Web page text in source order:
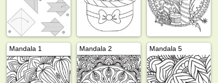
Mandala 1 Mandala 2 Mandala 5